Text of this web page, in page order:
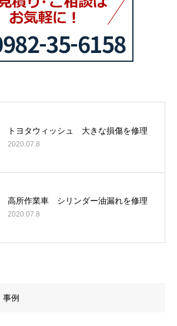
トヨタウィッシュ 大きな損傷を修理
2020.07.8
高所作業車 シリンダー油漏れを修理
2020.07.8
事例